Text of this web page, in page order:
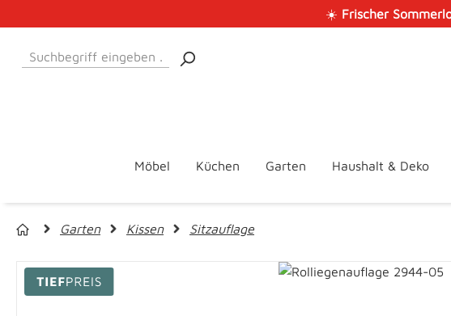
☀️ Frischer
Möbel Küchen Garten Haushalt & Deko
Garten Kissen Sitzauflage
Bildergalerie überspringen